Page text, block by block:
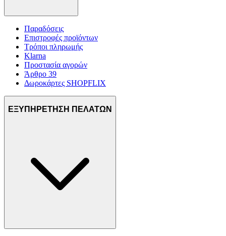
Παραδόσεις
Επιστροφές προϊόντων
Τρόποι πληρωμής
Klarna
Προστασία αγορών
Άρθρο 39
Δωροκάρτες SHOPFLIX
ΕΞΥΠΗΡΕΤΗΣΗ ΠΕΛΑΤΩΝ